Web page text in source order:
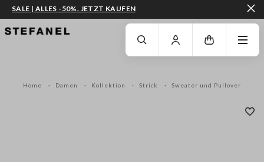
ZUM HAUPTINHALT SPRINGEN GEHEN SIE ZUM ENDE DER SEITE
SALE | ALLES -50%. JETZT KAUFEN
Home Damen Kollektion Strick Sweater und Pullover